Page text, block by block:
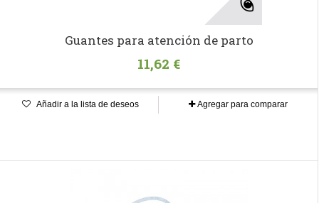
Guantes para atención de parto
11,62 €
Añadir a la lista de deseos Agregar para comparar